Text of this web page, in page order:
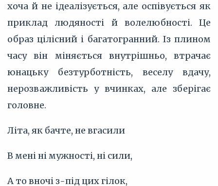
хоча й не ідеалізується, але оспівується як
приклад людяності й волелюбності. Це
образ цілісний і багатогранний. Із плином
часу він міняється внутрішньо, втрачає
юнацьку безтурботність, веселу вдачу,
нерозважливість у вчинках, але зберігає
головне.
Літа, як бачте, не вгасили
В мені ні мужності, ні сили,
А то вночі з-під цих гілок,